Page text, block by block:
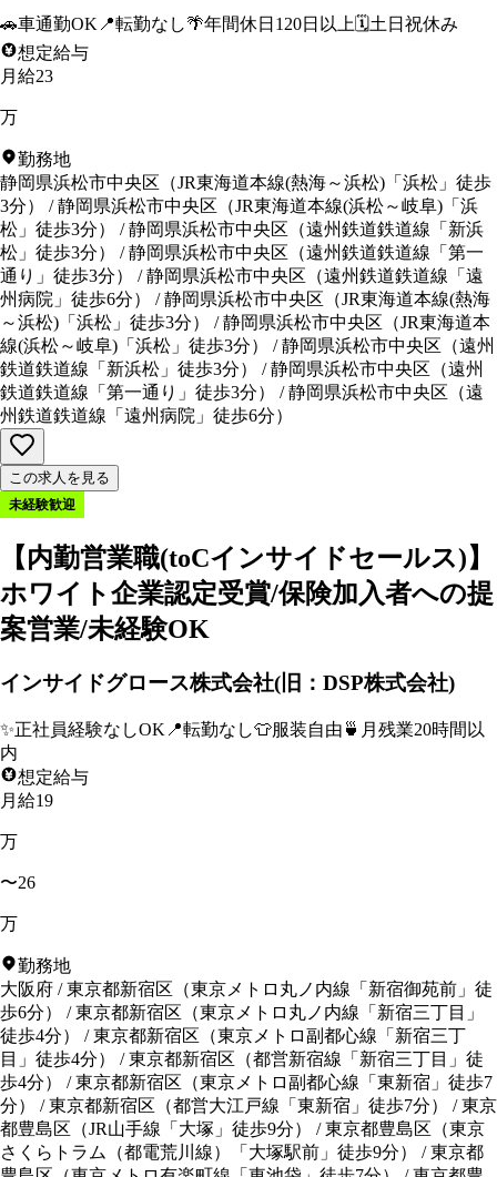
🚗車通勤OK 📍転勤なし🌴年間休日120日以上 🗓️土日祝休み
想定給与
月給23
万
勤務地
静岡県浜松市中央区 （JR東海道本線(熱海～浜松)「浜松」徒歩
3分） /静岡県浜松市中央区 （JR東海道本線(浜松～岐阜)「浜
松」徒歩3分） /静岡県浜松市中央区 （遠州鉄道鉄道線「新浜
松」徒歩3分） /静岡県浜松市中央区 （遠州鉄道鉄道線「第一
通り」徒歩3分） /静岡県浜松市中央区 （遠州鉄道鉄道線「遠
州病院」徒歩6分） /静岡県浜松市中央区 （JR東海道本線(熱海
～浜松)「浜松」徒歩3分） /静岡県浜松市中央区 （JR東海道本
線(浜松～岐阜)「浜松」徒歩3分） /静岡県浜松市中央区 （遠州
鉄道鉄道線「新浜松」徒歩3分） /静岡県浜松市中央区 （遠州
鉄道鉄道線「第一通り」徒歩3分） /静岡県浜松市中央区 （遠
州鉄道鉄道線「遠州病院」徒歩6分）
この求人を見る
未経験歓迎
【内勤営業職(toCインサイドセールス)】
ホワイト企業認定受賞/保険加入者への提
案営業/未経験OK
インサイドグロース株式会社(旧：DSP株式会社)
✨正社員経験なしOK 📍転勤なし👕服装自由 🍵 月残業20時間以
内
想定給与
月給19
万
〜26
万
勤務地
大阪府 /東京都新宿区 （東京メトロ丸ノ内線「新宿御苑前」徒
歩6分） /東京都新宿区 （東京メトロ丸ノ内線「新宿三丁目」
徒歩4分） /東京都新宿区 （東京メトロ副都心線「新宿三丁
目」徒歩4分） /東京都新宿区 （都営新宿線「新宿三丁目」徒
歩4分） /東京都新宿区 （東京メトロ副都心線「東新宿」徒歩7
分） /東京都新宿区 （都営大江戸線「東新宿」徒歩7分） /東京
都豊島区 （JR山手線「大塚」徒歩9分） /東京都豊島区 （東京
さくらトラム（都電荒川線）「大塚駅前」徒歩9分） /東京都